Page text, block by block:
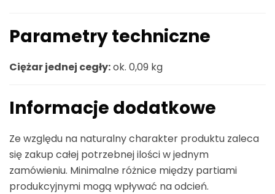
Parametry techniczne
Ciężar jednej cegły:ok. 0,09 kg
Informacje dodatkowe
Ze względu na naturalny charakter produktu zaleca
się zakup całej potrzebnej ilości w jednym
zamówieniu. Minimalne różnice między partiami
produkcyjnymi mogą wpływać na odcień.